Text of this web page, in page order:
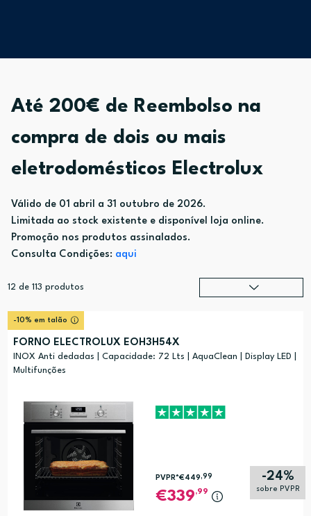
Até 200€ de Reembolso na
compra de dois ou mais
eletrodomésticos Electrolux
Válido de 01 abril a 31 outubro de 2026.
Limitada ao stock existente e disponível loja online.
Promoção nos produtos assinalados.
Consulta Condições: aqui
12 de 113 produtos
Preço (mais baixo)
-10% em talão
FORNO ELECTROLUX EOH3H54X
INOX Anti dedadas | Capacidade: 72 Lts | AquaClean | Display LED |
Multifunções
-24%
sobre PVPR
PVPR*€449 ,99
339,99